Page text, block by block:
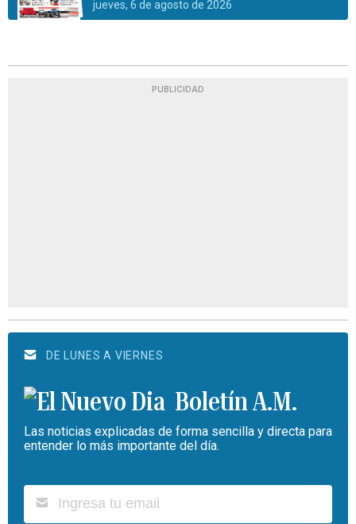
jueves, 6 de agosto de 2026
PUBLICIDAD
DE LUNES A VIERNES
Boletín A.M.
Las noticias explicadas de forma sencilla y directa para
entender lo más importante del día.